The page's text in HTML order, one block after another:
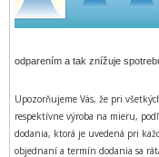
odparením a tak znížuje
vody, a tým
Upozorňujeme Vás, že pri
respektívne výroba na mieru,
dodania, ktorá je uvedená pri
objednaní a termín dodania sa